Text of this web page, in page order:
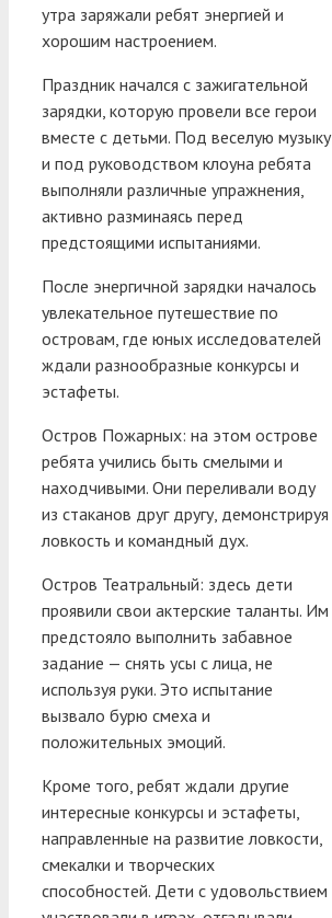
утра заряжали ребят энергией и
хорошим настроением.
Праздник начался с зажигательной
зарядки, которую провели все герои
вместе с детьми. Под веселую музыку
и под руководством клоуна ребята
выполняли различные упражнения,
активно разминаясь перед
предстоящими испытаниями.
После энергичной зарядки началось
увлекательное путешествие по
островам, где юных исследователей
ждали разнообразные конкурсы и
эстафеты.
Остров Пожарных: на этом острове
ребята учились быть смелыми и
находчивыми. Они переливали воду
из стаканов друг другу, демонстрируя
ловкость и командный дух.
Остров Театральный: здесь дети
проявили свои актерские таланты. Им
предстояло выполнить забавное
задание — снять усы с лица, не
используя руки. Это испытание
вызвало бурю смеха и
положительных эмоций.
Кроме того, ребят ждали другие
интересные конкурсы и эстафеты,
направленные на развитие ловкости,
смекалки и творческих
способностей. Дети с удовольствием